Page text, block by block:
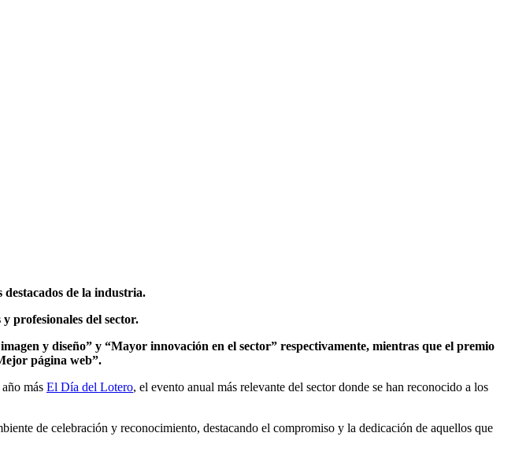
destacados de la industria.
profesionales del sector.
y diseño” y “Mayor innovación en el sector” respectivamente, mientras que el premio
página web”.
más El Día del Lotero, el evento anual más relevante del sector donde se han reconocido a los
de celebración y reconocimiento, destacando el compromiso y la dedicación de aquellos que